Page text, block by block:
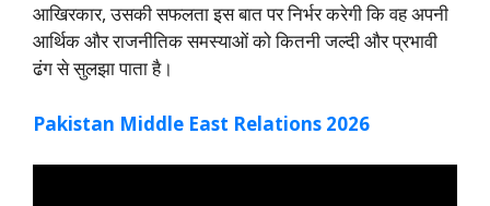
आखिरकार, उसकी सफलता इस बात पर निर्भर करेगी कि वह अपनी
आर्थिक और राजनीतिक समस्याओं को कितनी जल्दी और प्रभावी
ढंग से सुलझा पाता है।
Pakistan Middle East Relations 2026